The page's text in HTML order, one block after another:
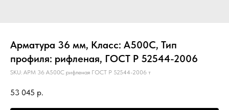
Арматура 36 мм, Класс: А500С, Тип
профиля: рифленая, ГОСТ Р 52544-2006
SKU: АРМ 36 А500С рифленая ГОСТ Р 52544-2006 т
53 045 р.